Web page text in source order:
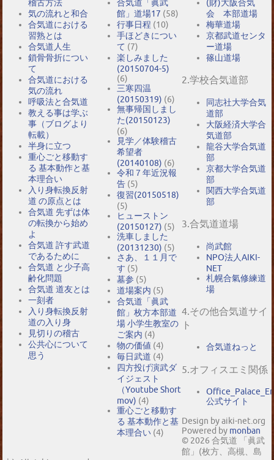
稽古方法
気の流れと和合
合気道における
習熟とは
合気道人生
鎖骨骨折につい
て
合気道における
気の流れ
呼吸法と合気道
教える事は学ぶ
事（ブログより
転載）
半身に立つ
重心ごと移動す
る 基本動作と基
本理合い
入り身転換反射
道 の原点とは
合気道 先ずは体
の転換から始め
よ
合気道 許す武道
であるために
合気道 と少子高
齢化問題
合気道 道友とは
一刻者
入り身転換反射
道の入り身
見切りの稽古
公共心について
思う
合気道「眞武
館」道場17 (58)
行事日程 (10)
手ほどきについ
て (7)
楽しみました
(20150704-5)
(6)
三寒四温
(20150319) (6)
無事帰国しまし
た(20150123)
(6)
見学／体験稽古
希望者
(20140108) (6)
令和７年近況報
告 (5)
復習(20150518)
(5)
ヒューストン
(20150127) (5)
洗車しました
(20131230) (5)
さあ、１１月で
す (5)
墓参 (5)
道場案内 (5)
合気道「眞武
館」枚方本部道
場 小学生教室の
ご案内 (4)
物の価値 (4)
毎日武道 (4)
四方投げ演武ダ
イジェスト
（Youtube Short
mov) (4)
重心ごと移動す
る 基本動作と基
本理合い (4)
(財)大阪合気
会 本部道場
梅華道場
京都武道センタ
ー道場
篠山道場
2.学校合気道部
同志社大学合気
道部
大阪経済大学合
気道部
龍谷大学合気道
部
京都大学合気道
部
関西大学合気道
部
3.合気道道場
尚武館
NPO法人AIKI-
NET
札幌合氣修練道
場
4.その他合気道サイ
ト
合気道ねっと
5.オフィスエミ関係
公式サイト
Design by aiki-net.org
Powered by monban
© 2026 合気道 「眞武
館」(枚方、高槻、島